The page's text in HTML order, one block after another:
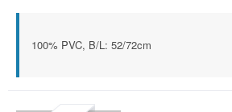
100% PVC, B/L: 52/72cm